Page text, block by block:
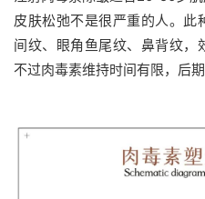
皮肤松弛不是很严重的人。此
间纹、眼角鱼尾纹、鼻背纹，
不过肉毒素维持时间有限，后